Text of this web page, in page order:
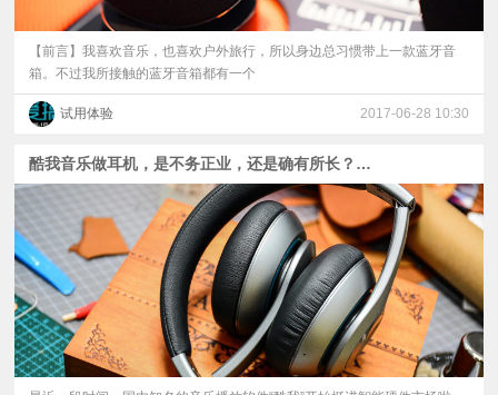
【前言】我喜欢音乐，也喜欢户外旅行，所以身边总习惯带上一款蓝牙音
箱。不过我所接触的蓝牙音箱都有一个
试用体验 2017-06-28 10:30
酷我音乐做耳机，是不务正业，还是确有所长？——酷我H1无线蓝牙耳机评测